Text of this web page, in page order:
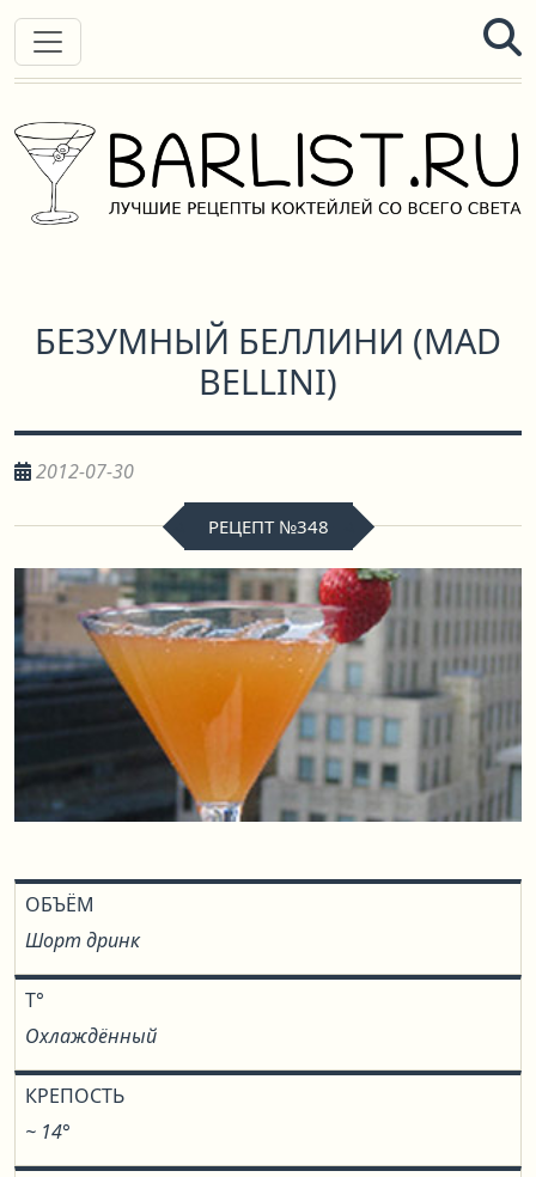
БЕЗУМНЫЙ БЕЛЛИНИ (MAD
BELLINI)
2012-07-30
РЕЦЕПТ №348
ОБЪЁМ
Шорт дринк
T°
Охлаждённый
КРЕПОСТЬ
~ 14°